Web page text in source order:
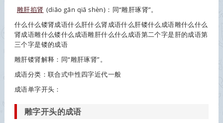
雕肝掐肾 (diāo gān qiā shèn)：同“雕肝琢肾”。
什么什么镂肾成语什么肝什么肾成语什么肝镂什么成语雕什么什么
肾成语雕什么镂什么成语雕肝什么什么成语第二个字是肝的成语第
三个字是镂的成语
雕肝镂肾解释：同“雕肝琢肾”。
成语分类：联合式中性四字近代一般
成语单字开头：
雕字开头的成语